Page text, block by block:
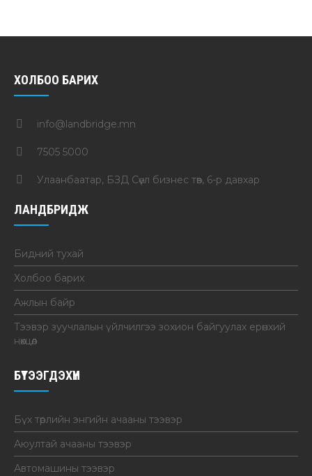
ХОЛБОО БАРИХ
info@landbridge.mn
7505 5000
Улаанбаатар, БЗД Сөүл бизнес төв, 6-р давхар
ЛАНДБРИДЖ
Бидний тухай
Холбоо барих
Ажлын байр
Тээвэр зуучлалын үйлчилгээ зохион байгуулах ерөнхий
нөхцөл
БҮТЭЭГДЭХҮҮН
Бүх төрлийн энгийн ачааны тээвэр
Аюултай ачааны тээвэр
Автомашины тээвэр